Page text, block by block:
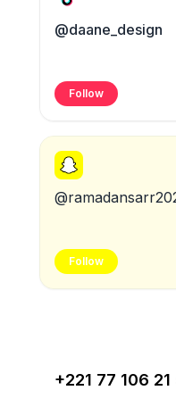
@daane_design
Follow
Follow